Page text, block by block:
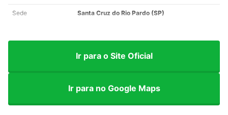
Sede Santa Cruz do Rio Pardo (SP)
Ir para o Site Oficial
Ir para no Google Maps